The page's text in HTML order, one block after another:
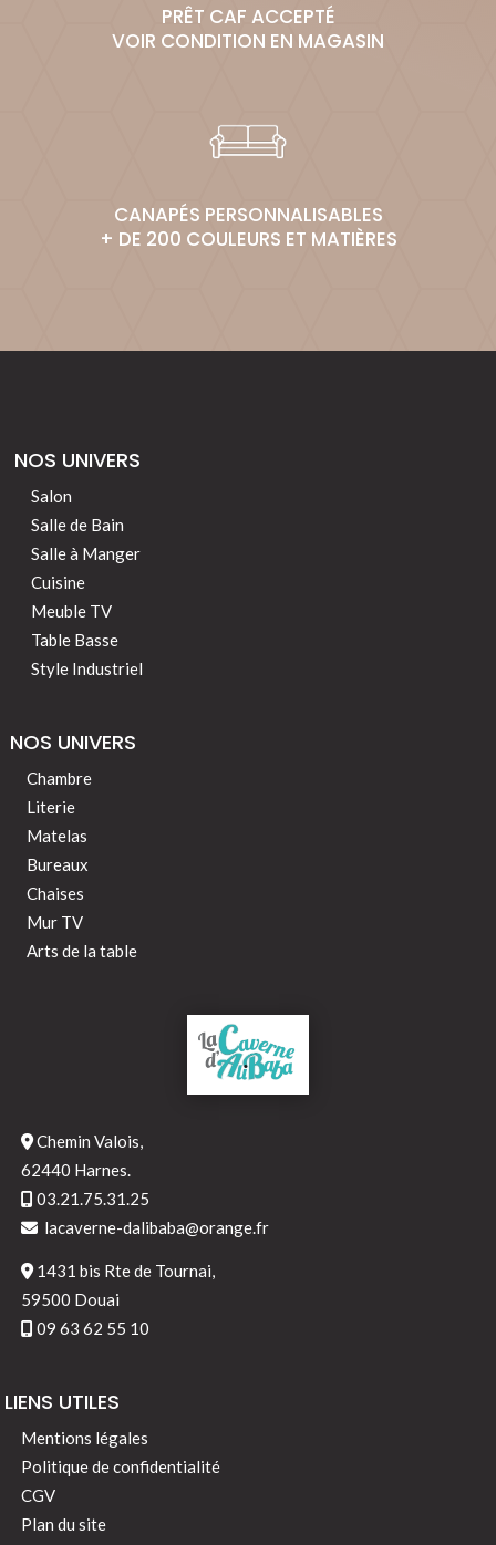
PRÊT CAF ACCEPTÉ
VOIR CONDITION EN MAGASIN
CANAPÉS PERSONNALISABLES
+ DE 200 COULEURS ET MATIÈRES
NOS UNIVERS
Salon
Salle de Bain
Salle à Manger
Cuisine
Meuble TV
Table Basse
Style Industriel
NOS UNIVERS
Chambre
Literie
Matelas
Bureaux
Chaises
Mur TV
Arts de la table
Chemin Valois,
62440 Harnes.
03.21.75.31.25
lacaverne-dalibaba@orange.fr
1431 bis Rte de Tournai,
59500 Douai
09 63 62 55 10
LIENS UTILES
Mentions légales
Politique de confidentialité
CGV
Plan du site